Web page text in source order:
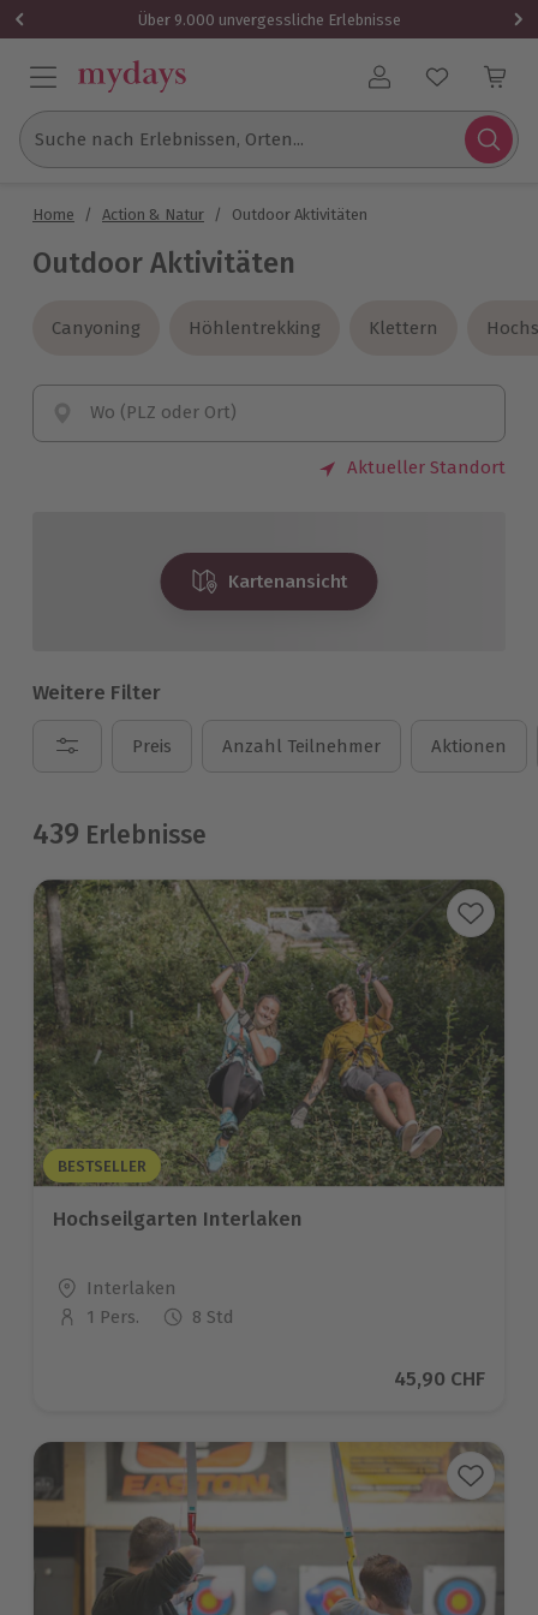
Über 9.000 unvergessliche Erlebnisse
Benutzerkonto
Suche nach Erlebnissen, Orten...
Home / Action & Natur / Outdoor Aktivitäten
Outdoor Aktivitäten
Canyoning
Canyoning Höhlentrekking
Höhlentrekking Klettern
Klettern
Wo (PLZ oder Ort)
Aktueller Standort
Kartenansicht
Weitere Filter
Preis Anzahl Teilnehmer Aktionen
439 Erlebnisse
BESTSELLER
Hochseilgarten Interlaken
Standort
Interlaken
Anzahl der Teilnehmer
1 Pers. 8 Std
Aktueller Preis
45,90 CHF